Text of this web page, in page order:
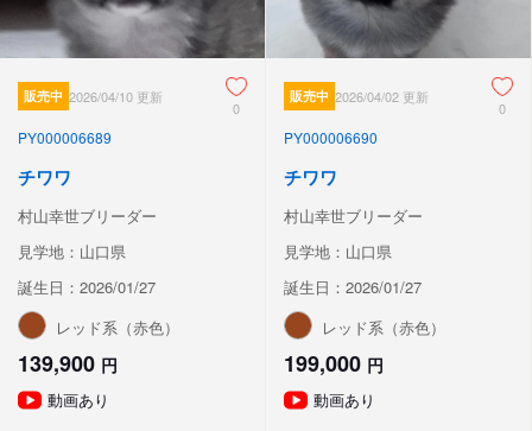
販売中 2026/04/10 更新
0
PY000006689
チワワ
村山幸世ブリーダー
見学地：山口県
誕生日：2026/01/27
レッド系（赤色）
139,900 円
動画あり
販売中 2026/04/02 更新
0
PY000006690
チワワ
村山幸世ブリーダー
見学地：山口県
誕生日：2026/01/27
レッド系（赤色）
199,000 円
動画あり